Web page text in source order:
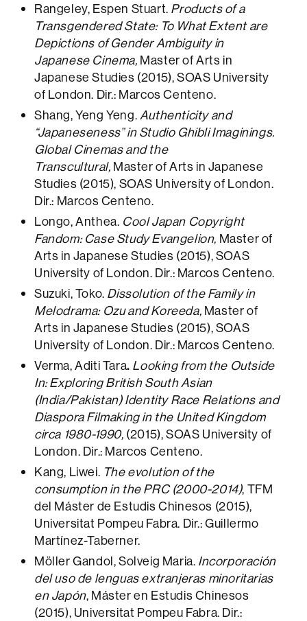
Rangeley, Espen Stuart. Products of a
Transgendered State: To What Extent are
Depictions of Gender Ambiguity in
Japanese Cinema, Master of Arts in
Japanese Studies (2015), SOAS University
of London. Dir.: Marcos Centeno.
Shang, Yeng Yeng.Authenticity and
“Japaneseness” in Studio Ghibli Imaginings.
Global Cinemas and the
Transcultural, Master of Arts in Japanese
Studies (2015), SOAS University of London.
Dir.: Marcos Centeno.
Longo, Anthea. Cool Japan Copyright
Fandom: Case Study Evangelion, Master of
Arts in Japanese Studies (2015), SOAS
University of London. Dir.: Marcos Centeno.
Suzuki, Toko. Dissolution of the Family in
Melodrama: Ozu and Koreeda, Master of
Arts in Japanese Studies (2015), SOAS
University of London. Dir.: Marcos Centeno.
Verma, Aditi Tara. Looking from the Outside
In: Exploring British South Asian
(India/Pakistan) Identity Race Relations and
Diaspora Filmaking in the United Kingdom
circa 1980-1990, (2015), SOAS University of
London. Dir.: Marcos Centeno.
Kang, Liwei. The evolution of the
consumption in the PRC (2000-2014), TFM
del Máster de Estudis Chinesos (2015),
Universitat Pompeu Fabra. Dir.: Guillermo
Martínez-Taberner.
Möller Gandol, Solveig Maria. Incorporación
del uso de lenguas extranjeras minoritarias
en Japón, Máster en Estudis Chinesos
(2015), Universitat Pompeu Fabra. Dir.: